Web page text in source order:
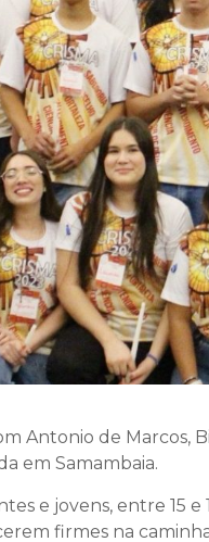
Antonio de Marcos,
em Samambaia.
e jovens, entre 15
firmes na